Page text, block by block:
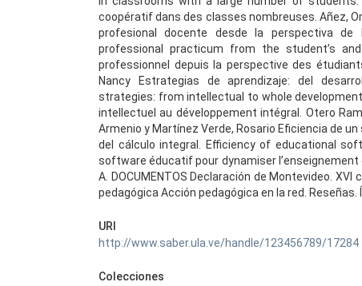
coopératif dans des classes nombreuses. Añez,
profesional docente desde la perspectiva
professional practicum from the student’s
professionnel depuis la perspective des
Nancy Estrategias de aprendizaje: del
strategies: from intellectual to whole
intellectuel au développement intégral. Otero
Armenio y Martínez Verde, Rosario Eficiencia de
del cálculo integral. Efficiency of educational
software éducatif pour dynamiser l’enseignement
A. DOCUMENTOS Declaración de Montevideo.
pedagógica Acción pedagógica en la red. Reseñas.
URI
http://www.saber.ula.ve/handle/123456789/17284
Colecciones